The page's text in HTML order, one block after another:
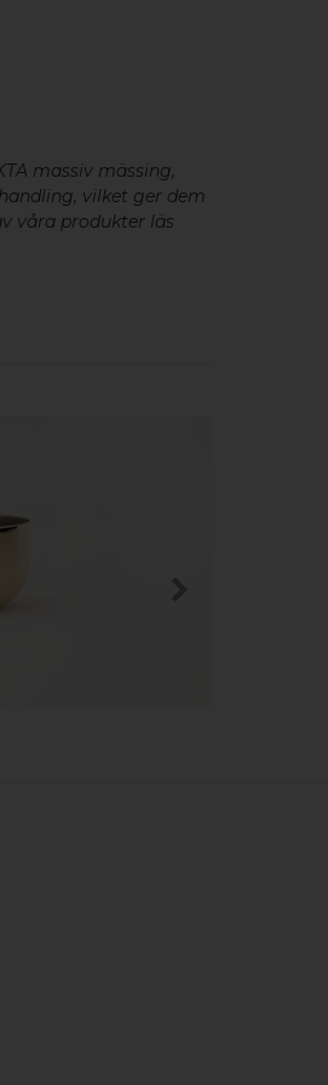
massiv mässing,
vilket ger dem
våra produkter läs